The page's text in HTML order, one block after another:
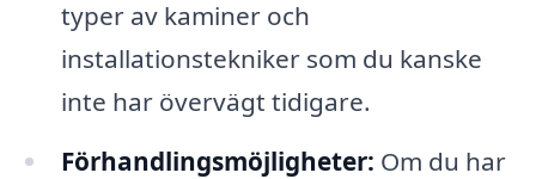
typer av kaminer och
installationstekniker som du kanske
inte har övervägt tidigare.
Förhandlingsmöjligheter: Om du har